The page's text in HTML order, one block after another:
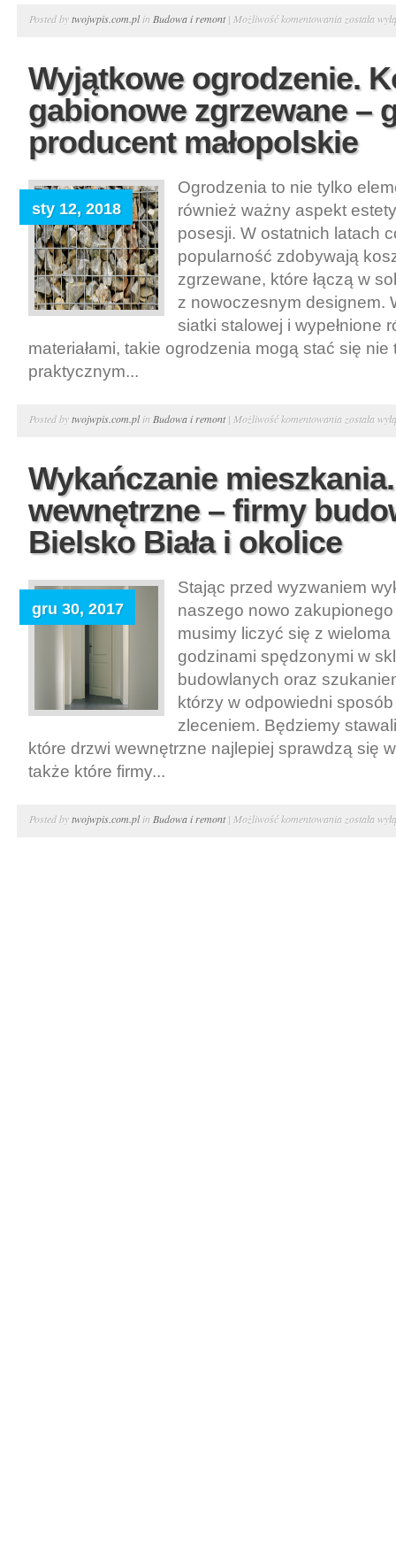
Posted bytwojwpis.com.plin Budowa i remont| Możliwość komentowania Sprzątanie
Cegła
–
płytki
starej
cegły
została
Wyjątkowe ogrodzenie.
gabionowe zgrzewane –
producent małopolskie
sty 12, 2018
Ogrodzenia to nie tylko
również ważny aspekt
posesji. W ostatnich latach
popularność zdobywają
zgrzewane, które łączą w
z nowoczesnym designem.
siatki stalowej i wypełnione
materiałami, takie ogrodzenia mogą stać się nie
praktycznym...
Posted bytwojwpis.com.plin Budowa i remont| Możliwość komentowania Wyjątkowe
gabionowe
zgrzewane
–
małopolskie
została
Wykańczanie
wewnętrzne – firmy
Bielsko Biała i okolice
gru 30, 2017
Stając przed wyzwaniem
naszego nowo
musimy liczyć się z wieloma
godzinami spędzonymi w
budowlanych oraz
którzy w odpowiedni
zleceniem. Będziemy
które drzwi wewnętrzne najlepiej sprawdzą się
także które firmy...
Posted bytwojwpis.com.plin Budowa i remont| Możliwość komentowania została